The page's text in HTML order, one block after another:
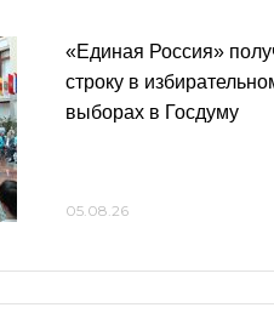
«Единая Россия»
строку в
выборах в Госдуму
05.08.26